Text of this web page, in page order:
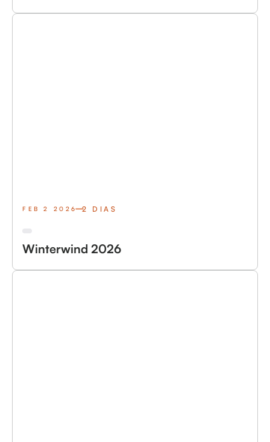
FEB 2 2026 2 DIAS
Winterwind 2026